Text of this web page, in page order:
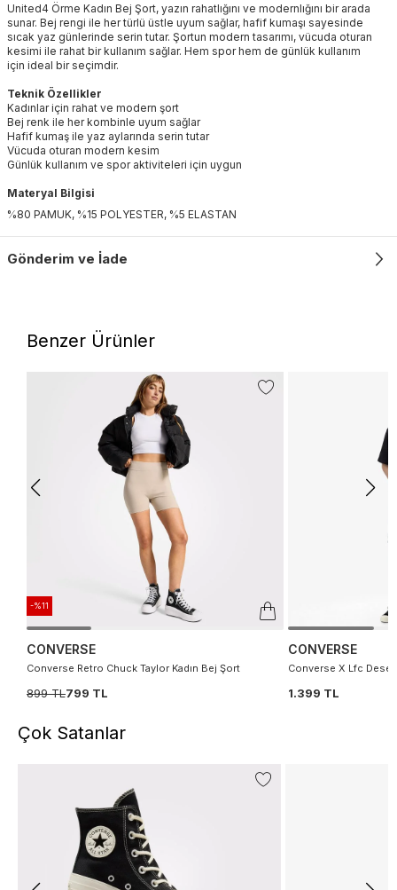
United4 Örme Kadın Bej Şort, yazın rahatlığını ve modernlığını bir arada
sunar. Bej rengi ile her türlü üstle uyum sağlar, hafif kumaşı sayesinde
sıcak yaz günlerinde serin tutar. Şortun modern tasarımı, vücuda oturan
kesimi ile rahat bir kullanım sağlar. Hem spor hem de günlük kullanım
için ideal bir seçimdir.
Teknik Özellikler
Kadınlar için rahat ve modern şort
Bej renk ile her kombinle uyum sağlar
Hafif kumaş ile yaz aylarında serin tutar
Vücuda oturan modern kesim
Günlük kullanım ve spor aktiviteleri için uygun
Materyal Bilgisi
%80 PAMUK, %15 POLYESTER, %5 ELASTAN
Gönderim ve İade
Benzer Ürünler
-%11
CONVERSE
Converse Retro Chuck Taylor Kadın Bej Şort
899 TL799 TL
CONVERSE
Converse X Lfc
1.399 TL
Çok Satanlar